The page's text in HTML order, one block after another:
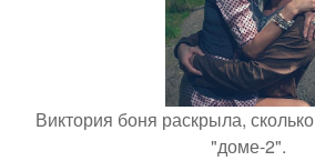
Виктория боня раскрыла,
"доме-2".